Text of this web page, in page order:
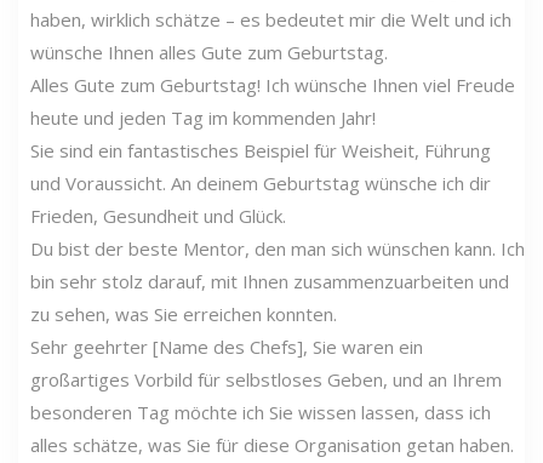
haben, wirklich schätze – es bedeutet mir die Welt und ich
wünsche Ihnen alles Gute zum Geburtstag.
Alles Gute zum Geburtstag! Ich wünsche Ihnen viel Freude
heute und jeden Tag im kommenden Jahr!
Sie sind ein fantastisches Beispiel für Weisheit, Führung
und Voraussicht. An deinem Geburtstag wünsche ich dir
Frieden, Gesundheit und Glück.
Du bist der beste Mentor, den man sich wünschen kann. Ich
bin sehr stolz darauf, mit Ihnen zusammenzuarbeiten und
zu sehen, was Sie erreichen konnten.
Sehr geehrter [Name des Chefs], Sie waren ein
großartiges Vorbild für selbstloses Geben, und an Ihrem
besonderen Tag möchte ich Sie wissen lassen, dass ich
alles schätze, was Sie für diese Organisation getan haben.